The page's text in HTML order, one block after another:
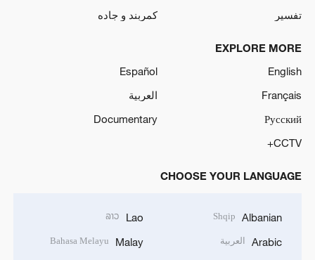
تفسیر
کمربند و جاده
EXPLORE MORE
English
Español
Français
العربية
Русский
Documentary
CCTV+
CHOOSE YOUR LANGUAGE
Albanian
Shqip
Arabic العربية
Lao
ລາວ
Malay
Bahasa Melayu